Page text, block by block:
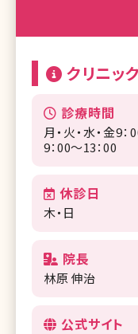
クリニッ
診療時間
月・火・水・金9
9：00～13：00
休診日
木・日
院長
林原 伸治
公式サイト